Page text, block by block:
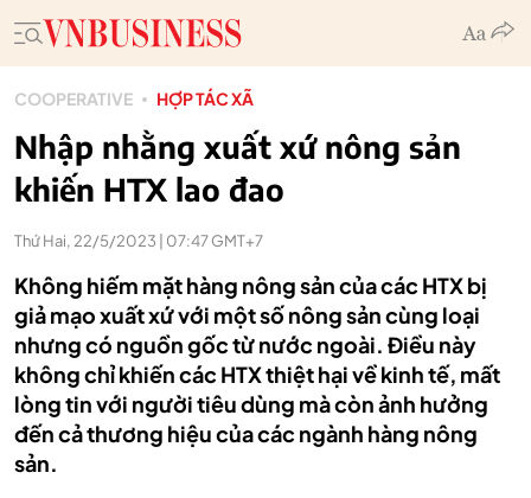
COOPERATIVE HỢP TÁC XÃ
Nhập nhằng xuất xứ nông sản
khiến HTX lao đao
Thứ Hai, 22/5/2023 | 07:47 GMT+7
Không hiếm mặt hàng nông sản của các HTX bị
giả mạo xuất xứ với một số nông sản cùng loại
nhưng có nguồn gốc từ nước ngoài. Điều này
không chỉ khiến các HTX thiệt hại về kinh tế, mất
lòng tin với người tiêu dùng mà còn ảnh hưởng
đến cả thương hiệu của các ngành hàng nông
sản.